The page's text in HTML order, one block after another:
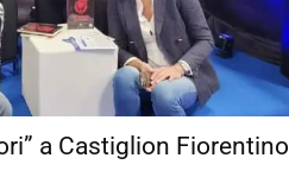
a Castiglion Fiorentino